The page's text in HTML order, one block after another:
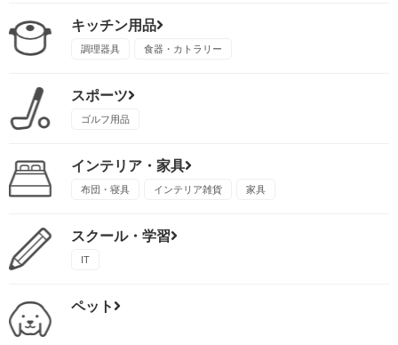
キッチン用品
調理器具 食器・カトラリー
スポーツ
ゴルフ用品
インテリア・家具
布団・寝具 インテリア雑貨 家具
スクール・学習
IT
ペット